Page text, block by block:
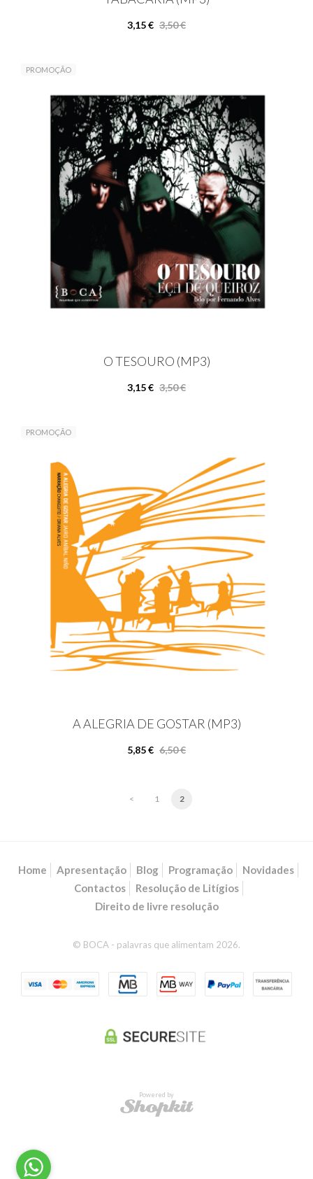
3,15 € 3,50 €
PROMOÇÃO
O TESOURO (MP3)
3,15 € 3,50 €
PROMOÇÃO
A ALEGRIA DE GOSTAR (MP3)
5,85 € 6,50 €
< 1 2
Home Apresentação Blog Programação
Novidades
Contactos
Resolução de Litígios
Direito de livre resolução
© BOCA - palavras que alimentam 2026.
Powered by